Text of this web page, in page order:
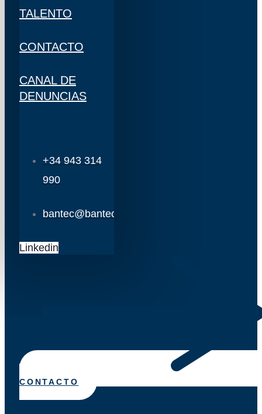
TALENTO
CONTACTO
CANAL DE
DENUNCIAS
+34 943 314
990
bantec@bantec.es
Linkedin
CONTACTO